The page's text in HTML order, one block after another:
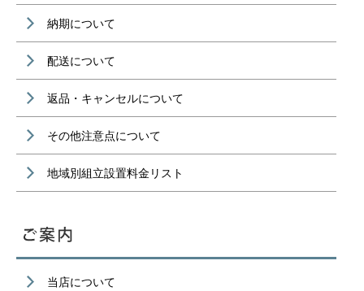
納期について
配送について
返品・キャンセルについて
その他注意点について
地域別組立設置料金リスト
当店について